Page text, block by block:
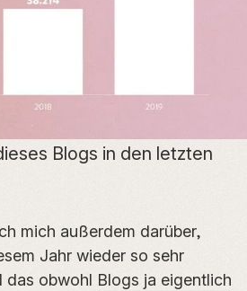
Blogs in den letzten
mich außerdem darüber,
Jahr wieder so sehr
das obwohl Blogs ja eigentlich